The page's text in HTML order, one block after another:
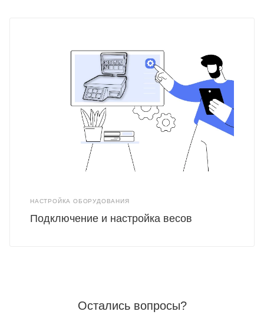
НАСТРОЙКА ОБОРУДОВАНИЯ
Подключение и настройка весов
Остались вопросы?